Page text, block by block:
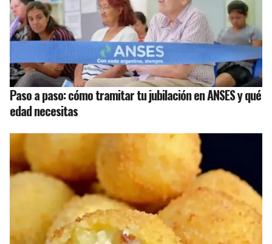
Paso a paso: cómo tramitar tu jubilación en ANSES y qué
edad necesitas